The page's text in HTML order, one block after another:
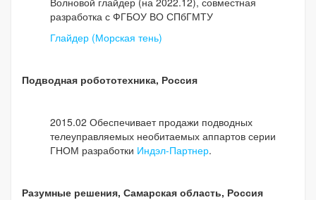
разработка с ФГБОУ ВО СПбГМТУ
Глайдер (Морская тень)
Подводная робототехника, Россия
2015.02 Обеспечивает продажи подводных
телеуправляемых необитаемых аппартов серии
ГНОМ разработки Индэл-Партнер.
Разумные решения, Самарская область, Россия